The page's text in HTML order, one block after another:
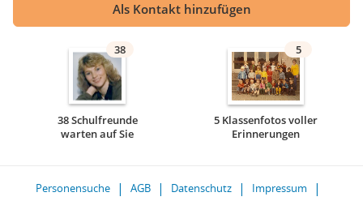
Als Kontakt hinzufügen
38
38 Schulfreunde
warten auf Sie
5
5 Klassenfotos voller
Erinnerungen
Personensuche AGB Datenschutz
Impressum